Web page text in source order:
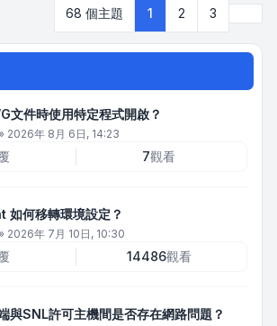
68 個主題 1 2 3
文件時使用特定程式開啟？
2026年 8月 6日, 14:23
7觀看
何移轉環境設定？
2026年 7月 10日, 10:30
14486觀看
與SNL許可主機間是否存在網路問題？